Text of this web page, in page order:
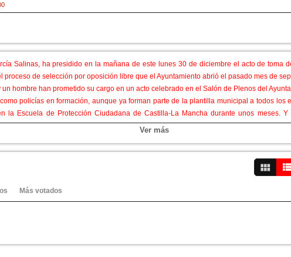
Salinas, ha presidido en la mañana de este lunes 30 de diciembre el acto de toma
de selección por oposición libre que el Ayuntamiento abrió el pasado mes de
hombre han prometido su cargo en un acto celebrado en el Salón de Plenos del
policías en formación, aunque ya forman parte de la plantilla municipal a todos los
la Escuela de Protección Ciudadana de Castilla-La Mancha durante unos meses.
patrullar como policías en prácticas ya en Cabanillas. Para el otoño de 2025,
se suman a los cinco nuevos policías que se incorporaron en enero de 2024, lo que
de este servicio que viene acometiendo el Ayuntamiento en los últimos años, y cuyo
ciudades mucho más grandes en la provincia, como son la capital y Azuqueca.
Ver más
Más votados